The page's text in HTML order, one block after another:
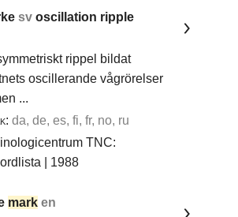
svoscillation ripple
rippel bildat
oscillerande vågrörelser
...
da, de, es, fi, fr, no, ru
TNC:
| 1988
mark en